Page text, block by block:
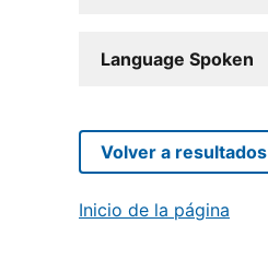
Language Spoken
Volver a resultados
Inicio de la página